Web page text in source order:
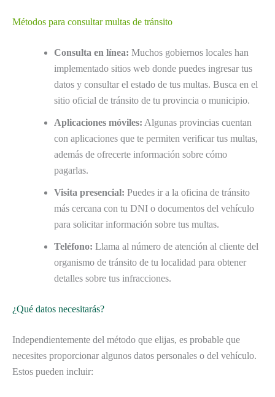
Métodos para consultar multas de tránsito
Consulta en línea: Muchos gobiernos locales han
implementado sitios web donde puedes ingresar tus
datos y consultar el estado de tus multas. Busca en el
sitio oficial de tránsito de tu provincia o municipio.
Aplicaciones móviles: Algunas provincias cuentan
con aplicaciones que te permiten verificar tus multas,
además de ofrecerte información sobre cómo
pagarlas.
Visita presencial: Puedes ir a la oficina de tránsito
más cercana con tu DNI o documentos del vehículo
para solicitar información sobre tus multas.
Teléfono: Llama al número de atención al cliente del
organismo de tránsito de tu localidad para obtener
detalles sobre tus infracciones.
¿Qué datos necesitarás?
Independientemente del método que elijas, es probable que
necesites proporcionar algunos datos personales o del vehículo.
Estos pueden incluir: